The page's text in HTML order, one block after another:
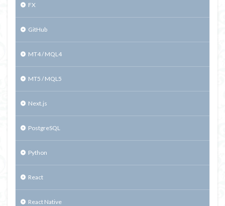
FX
GitHub
MT4 / MQL4
MT5 / MQL5
Next.js
PostgreSQL
Python
React
React Native